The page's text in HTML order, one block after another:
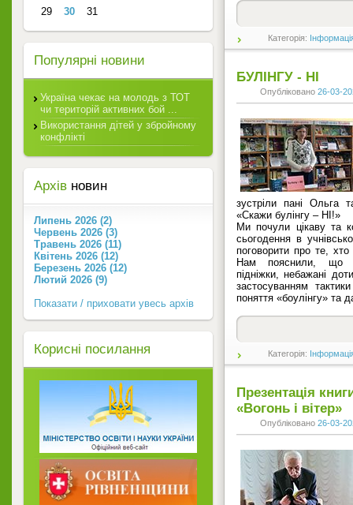
Категорія:
БУЛІНГУ - НІ
Опубліковано 26-03-
зустріли пані Ольга
«Скажи булінгу – НІ!»
Ми почули цікаву та
сьогодення в
поговорити про те,
Нам пояснили, що
підніжки, небажані
застосуванням
поняття «боулінгу» та
Категорія:
Презентація
«Вогонь і вітер»
Опубліковано 26-03-
29
30 31
Популярні новини
Україна чекає на молодь з ТОТ
чи територій активних бой ...
Використання дітей у збройному
конфлікті
Архів новин
Липень 2026 (2)
Червень 2026 (3)
Травень 2026 (11)
Квітень 2026 (12)
Березень 2026 (12)
Лютий 2026 (9)
Показати / приховати увесь архів
Корисні посилання